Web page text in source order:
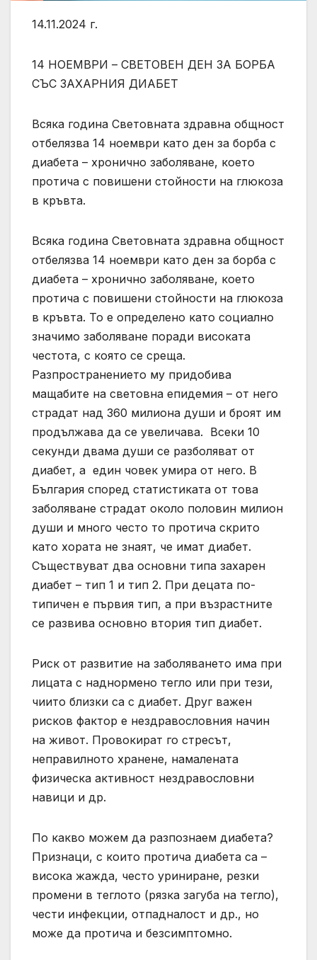
14.11.2024 г.
14 НОЕМВРИ – СВЕТОВЕН ДЕН ЗА БОРБА
СЪС ЗАХАРНИЯ ДИАБЕТ
Всяка година Световната здравна общност
отбелязва 14 ноември като ден за борба с
диабета – хронично заболяване, което
протича с повишени стойности на глюкоза
в кръвта.
Всяка година Световната здравна общност
отбелязва 14 ноември като ден за борба с
диабета – хронично заболяване, което
протича с повишени стойности на глюкоза
в кръвта. То е определено като социално
значимо заболяване поради високата
честота, с която се среща.
Разпространението му придобива
мащабите на световна епидемия – от него
страдат над 360 милиона души и броят им
продължава да се увеличава. Всеки 10
секунди двама души се разболяват от
диабет, а един човек умира от него. В
България според статистиката от това
заболяване страдат около половин милион
души и много често то протича скрито
като хората не знаят, че имат диабет.
Съществуват два основни типа захарен
диабет – тип 1 и тип 2. При децата по-
типичен е първия тип, а при възрастните
се развива основно втория тип диабет.
Риск от развитие на заболяването има при
лицата с наднормено тегло или при тези,
чиито близки са с диабет. Друг важен
рисков фактор е нездравословния начин
на живот. Провокират го стресът,
неправилното хранене, намалената
физическа активност нездравословни
навици и др.
По какво можем да разпознаем диабета?
Признаци, с които протича диабета са –
висока жажда, често уриниране, резки
промени в теглото (рязка загуба на тегло),
чести инфекции, отпадналост и др., но
може да протича и безсимптомно.